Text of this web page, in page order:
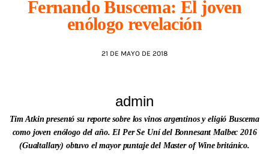
AGENDA
Fernando Buscema: El joven
enólogo revelación
21 DE MAYO DE 2018
admin
Tim Atkin presentó su reporte sobre los vinos argentinos y eligió Buscema
como joven enólogo del año. El Per Se Uní del Bonnesant Malbec 2016
(Gualtallary) obtuvo el mayor puntaje del Master of Wine británico.